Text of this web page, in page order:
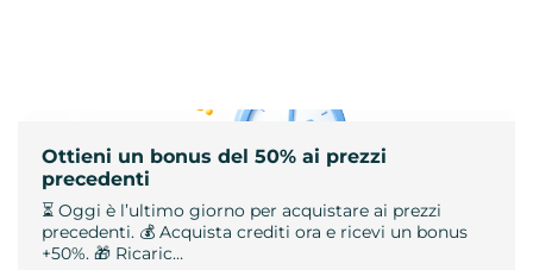
Ottieni un bonus del 50% ai prezzi
precedenti
⏳ Oggi è l’ultimo giorno per acquistare ai prezzi
precedenti. 💰 Acquista crediti ora e ricevi un bonus
+50%. 🎁 Ricaric…